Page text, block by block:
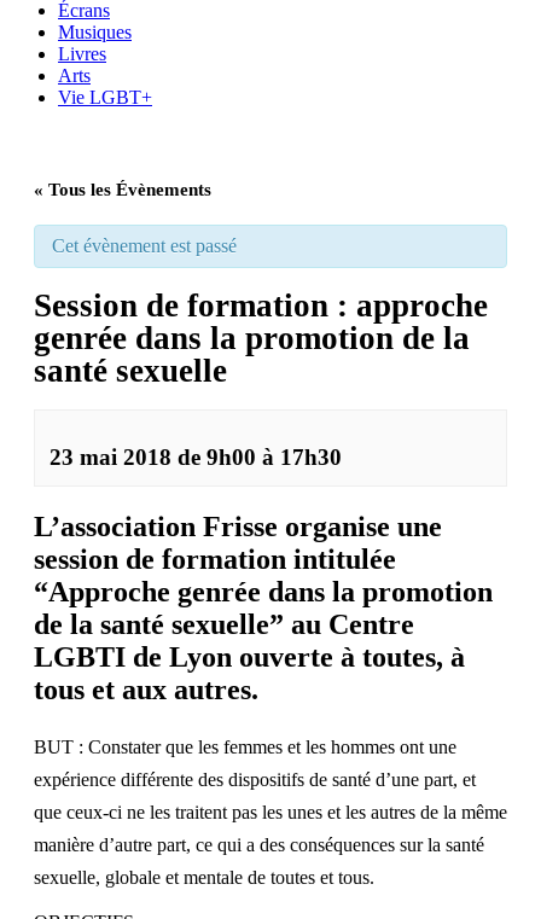
Écrans
Musiques
Livres
Arts
Vie LGBT+
« Tous les Évènements
Cet évènement est passé
Session de formation : approche
genrée dans la promotion de la
santé sexuelle
23 mai 2018 de 9h00 à 17h30
L’association Frisse organise une
session de formation intitulée
“Approche genrée dans la promotion
de la santé sexuelle” au Centre
LGBTI de Lyon ouverte à toutes, à
tous et aux autres.
BUT : Constater que les femmes et les hommes ont une
expérience différente des dispositifs de santé d’une part, et
que ceux-ci ne les traitent pas les unes et les autres de la même
manière d’autre part, ce qui a des conséquences sur la santé
sexuelle, globale et mentale de toutes et tous.